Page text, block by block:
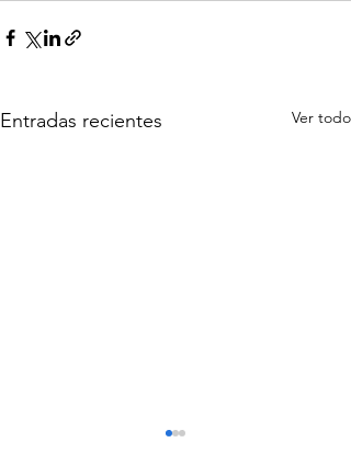
Entradas recientes Ver todo